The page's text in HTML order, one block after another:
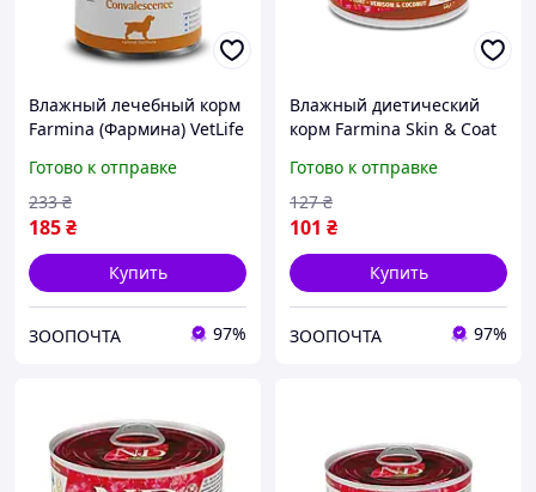
Влажный лечебный корм
Farmina (Фармина) VetLife
для восстановления
питания и
выздоровления 300 гр
Готово к отправке
185₴
233 ₴
Купить
ЗООПОЧТА 97%
Влажный диетический
корм Farmina Skin & Coat
малых пород при
пищевой аллергии с
олениной 140 гр
Готово к отправке
101 ₴
127 ₴
Купить
ЗООПОЧТА 97%